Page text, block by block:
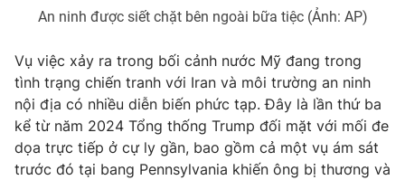
An ninh được siết chặt bên ngoài bữa tiệc (Ảnh: AP)
Vụ việc xảy ra trong bối cảnh nước Mỹ đang trong
tình trạng chiến tranh với Iran và môi trường an ninh
nội địa có nhiều diễn biến phức tạp. Đây là lần thứ ba
kể từ năm 2024 Tổng thống Trump đối mặt với mối đe
dọa trực tiếp ở cự ly gần, bao gồm cả một vụ ám sát
trước đó tại bang Pennsylvania khiến ông bị thương và